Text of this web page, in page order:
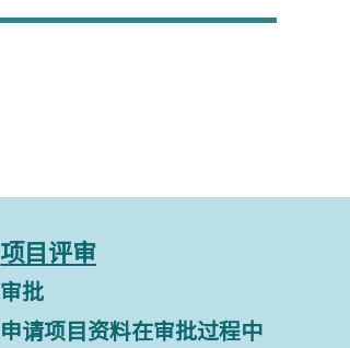
项目评审
审批
申请项目资料在审批过程中